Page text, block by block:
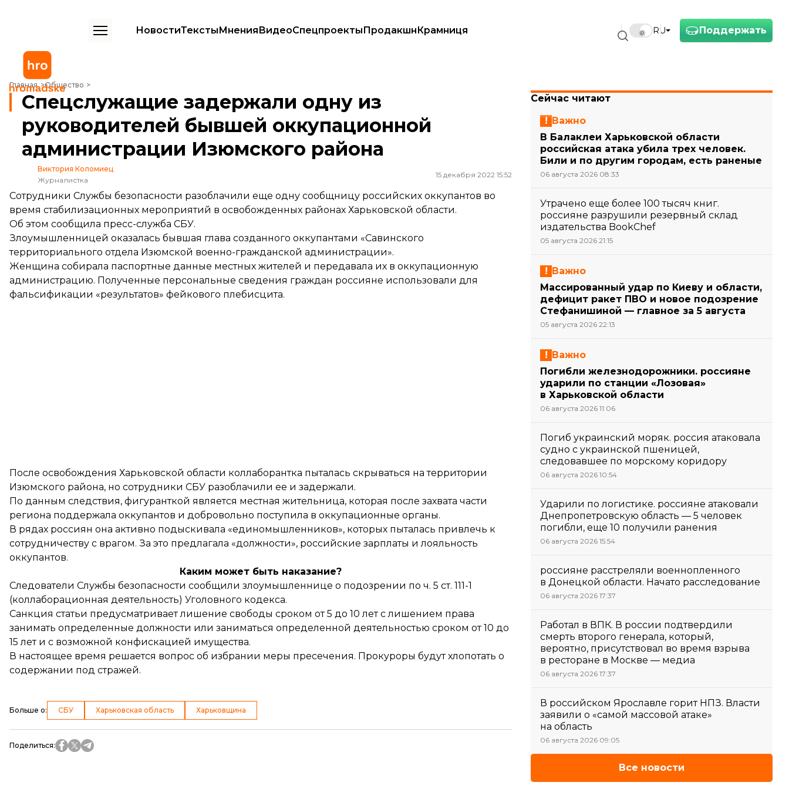
Поддержать
RU
НовостиТекстыМненияВидеоСпецпроектыПродакшнКрамниця
Главная Общество
Спецслужащие задержали одну из руководителей бывшей оккупационной администрации Изюмского района
Спецслужащие задержали одну из
руководителей бывшей оккупационной
администрации Изюмского района
Виктория Коломиец
Журналистка
15 декабря 2022 15:52
Сотрудники Службы безопасности разоблачили еще одну сообщницу российских оккупантов во
время стабилизационных мероприятий в освобожденных районах Харьковской области.
Об этом сообщила пресс-служба СБУ.
Злоумышленницей оказалась бывшая глава созданного оккупантами «Савинского
территориального отдела Изюмской военно-гражданской администрации».
Женщина собирала паспортные данные местных жителей и передавала их в оккупационную
администрацию. Полученные персональные сведения граждан россияне использовали для
фальсификации «результатов» фейкового плебисцита.
После освобождения Харьковской области коллаборантка пыталась скрываться на территории
Изюмского района, но сотрудники СБУ разоблачили ее и задержали.
По данным следствия, фигуранткой является местная жительница, которая после захвата части
региона поддержала оккупантов и добровольно поступила в оккупационные органы.
В рядах россиян она активно подыскивала «единомышленников», которых пыталась привлечь к
сотрудничеству с врагом. За это предлагала «должности», российские зарплаты и лояльность
оккупантов.
Каким может быть наказание?
Следователи Службы безопасности сообщили злоумышленнице о подозрении по ч. 5 ст. 111-1
(коллаборационная деятельность) Уголовного кодекса.
Санкция статьи предусматривает лишение свободы сроком от 5 до 10 лет с лишением права
занимать определенные должности или заниматься определенной деятельностью сроком от 10 до
15 лет и с возможной конфискацией имущества.
В настоящее время решается вопрос об избрании меры пресечения. Прокуроры будут хлопотать о
содержании под стражей.
Больше о: СБУ Харьковская область Харьковщина
Поделиться:
Сейчас читают
Важно
В Балаклеи Харьковской области
российская атака убила трех человек.
Били и по другим городам, есть раненые
06 августа 2026 08:33
Утрачено еще более 100 тысяч книг.
россияне разрушили резервный склад
издательства BookChef
05 августа 2026 21:15
Важно
Массированный удар по Киеву и области,
дефицит ракет ПВО и новое подозрение
Стефанишиной — главное за 5 августа
05 августа 2026 22:13
Важно
Погибли железнодорожники. россияне
ударили по станции «Лозовая»
в Харьковской области
06 августа 2026 11:06
Погиб украинский моряк. россия атаковала
судно с украинской пшеницей,
следовавшее по морскому коридору
06 августа 2026 10:54
Ударили по логистике. россияне атаковали
Днепропетровскую область — 5 человек
погибли, еще 10 получили ранения
06 августа 2026 15:54
россияне расстреляли военнопленного
в Донецкой области. Начато расследование
06 августа 2026 17:37
Работал в ВПК. В россии подтвердили
смерть второго генерала, который,
вероятно, присутствовал во время взрыва
в ресторане в Москве — медиа
06 августа 2026 17:37
В российском Ярославле горит НПЗ. Власти
заявили о «самой массовой атаке»
на область
06 августа 2026 09:05
Все новости